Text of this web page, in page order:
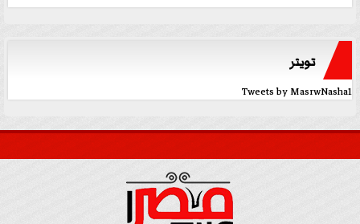
تويتر
Tweets by MasrwNasha1